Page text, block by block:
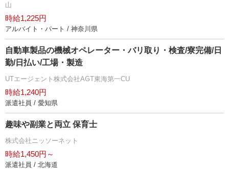
山
時給1,225円
アルバイト・パート / 神奈川県
自動車製品の機械オペレーター・バリ取り・検査/寮完備/日
勤/日払い/工場・製造
UTエージェント株式会社AGT東海第一CU
時給1,240円
派遣社員 / 愛知県
趣味や副業と両立 保育士
株式会社ニッソーネット
時給1,450円～
派遣社員 / 北海道